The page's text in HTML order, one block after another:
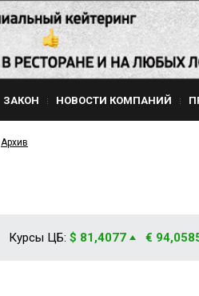
ЗАКОН НОВОСТИ КОМПАНИЙ
Архив
Курсы ЦБ: $ 81,4077 €